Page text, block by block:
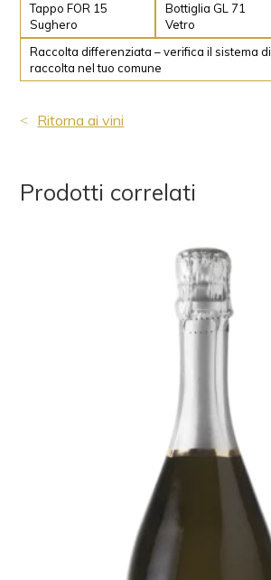
Tappo FOR 15
Sughero
Bottiglia GL 71
Vetro
Raccolta differenziata – verifica il sistema di
raccolta nel tuo comune
Ritorna ai vini
Prodotti correlati